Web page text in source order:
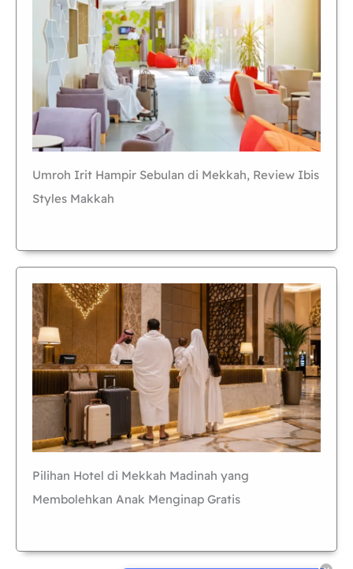
Umroh Irit Hampir Sebulan di Mekkah, Review Ibis
Styles Makkah
Pilihan Hotel di Mekkah Madinah yang
Membolehkan Anak Menginap Gratis